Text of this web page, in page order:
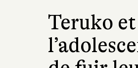
Teruko